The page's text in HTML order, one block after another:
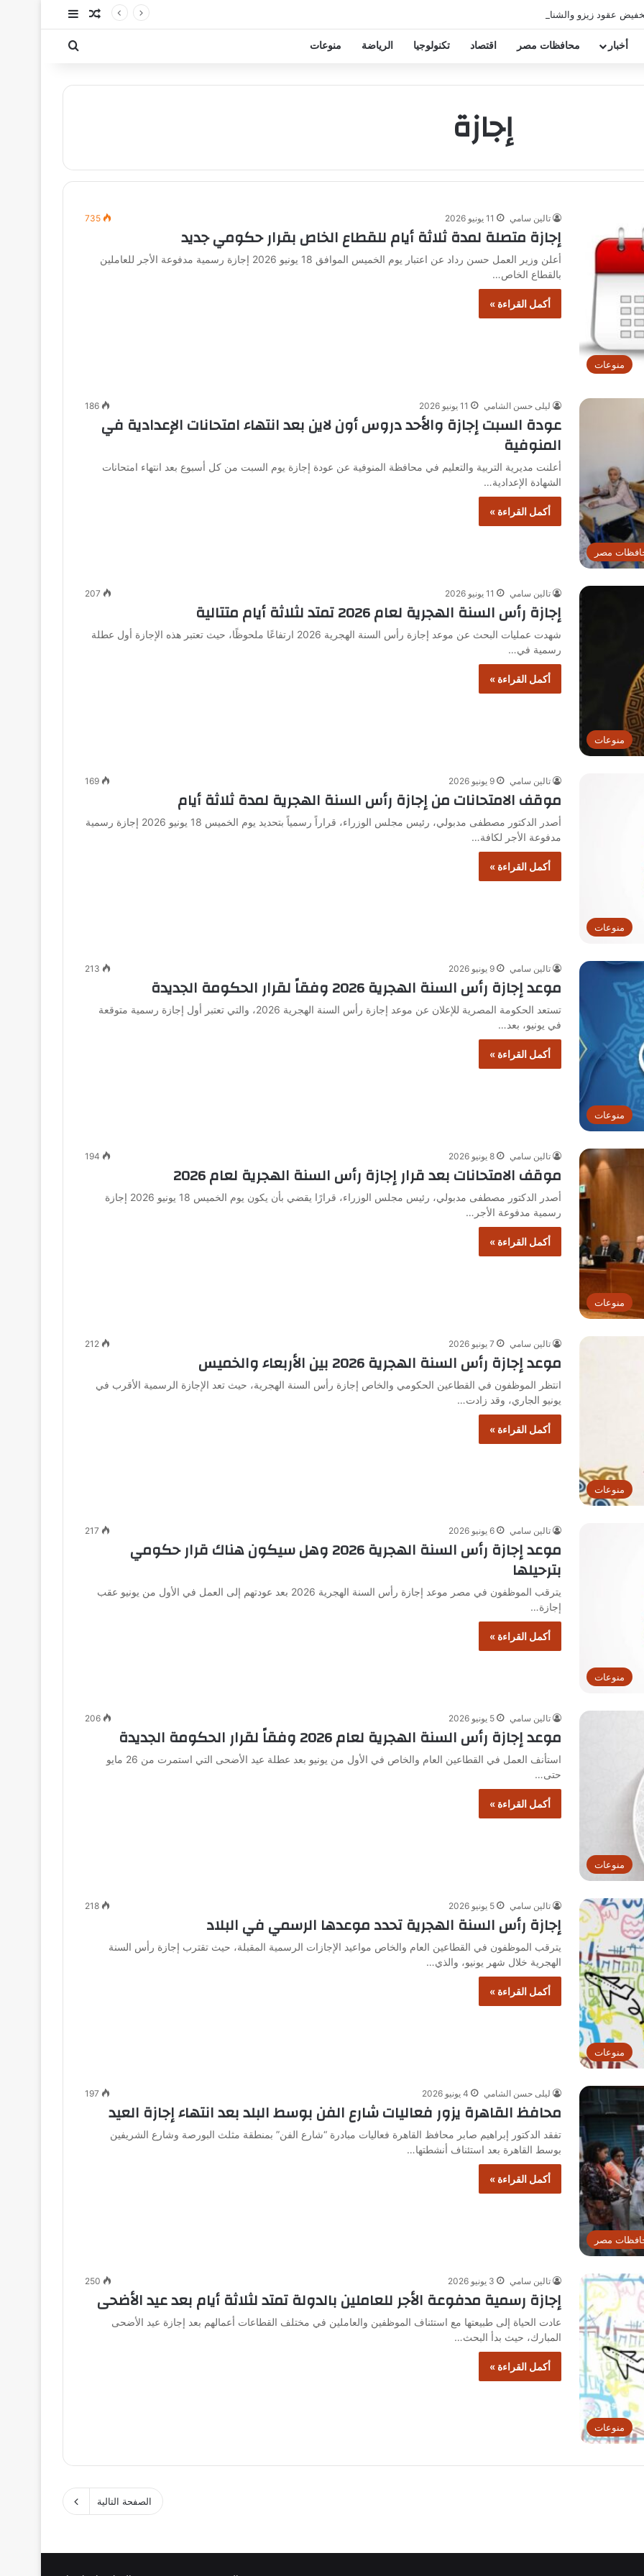
عقود زيزو والشناوي مقال عشوائي
إضافة عمود
أخبار محافظات مصر اقتصاد تكنولوجيا الرياضة منوعات بحث عن
إجازة
منوعات
تالين سامي 11 يونيو 2026 735
إجازة متصلة لمدة ثلاثة أيام للقطاع الخاص بقرار حكومي جديد
أعلن وزير العمل حسن رداد عن اعتبار يوم الخميس الموافق 18 يونيو 2026 إجازة رسمية مدفوعة الأجر للعاملين
بالقطاع الخاص…
أكمل القراءة »
مصر
ليلى حسن الشامي 11 يونيو 2026 186
عودة السبت إجازة والأحد دروس أون لاين بعد انتهاء امتحانات الإعدادية في
المنوفية
أعلنت مديرية التربية والتعليم في محافظة المنوفية عن عودة إجازة يوم السبت من كل أسبوع بعد انتهاء امتحانات
الشهادة الإعدادية…
أكمل القراءة »
منوعات
تالين سامي 11 يونيو 2026 207
إجازة رأس السنة الهجرية لعام 2026 تمتد لثلاثة أيام متتالية
شهدت عمليات البحث عن موعد إجازة رأس السنة الهجرية 2026 ارتفاعًا ملحوظًا، حيث تعتبر هذه الإجازة أول عطلة
رسمية في…
أكمل القراءة »
منوعات
تالين سامي 9 يونيو 2026 169
موقف الامتحانات من إجازة رأس السنة الهجرية لمدة ثلاثة أيام
أصدر الدكتور مصطفى مدبولي، رئيس مجلس الوزراء، قراراً رسمياً بتحديد يوم الخميس 18 يونيو 2026 إجازة رسمية
مدفوعة الأجر لكافة…
أكمل القراءة »
منوعات
تالين سامي 9 يونيو 2026 213
موعد إجازة رأس السنة الهجرية 2026 وفقاً لقرار الحكومة الجديدة
تستعد الحكومة المصرية للإعلان عن موعد إجازة رأس السنة الهجرية 2026، والتي تعتبر أول إجازة رسمية متوقعة
في يونيو، بعد…
أكمل القراءة »
منوعات
تالين سامي 8 يونيو 2026 194
موقف الامتحانات بعد قرار إجازة رأس السنة الهجرية لعام 2026
أصدر الدكتور مصطفى مدبولي، رئيس مجلس الوزراء، قرارًا يقضي بأن يكون يوم الخميس 18 يونيو 2026 إجازة
رسمية مدفوعة الأجر…
أكمل القراءة »
منوعات
تالين سامي 7 يونيو 2026 212
موعد إجازة رأس السنة الهجرية 2026 بين الأربعاء والخميس
انتظر الموظفون في القطاعين الحكومي والخاص إجازة رأس السنة الهجرية، حيث تعد الإجازة الرسمية الأقرب في
يونيو الجاري، وقد زادت…
أكمل القراءة »
منوعات
تالين سامي 6 يونيو 2026 217
موعد إجازة رأس السنة الهجرية 2026 وهل سيكون هناك قرار حكومي
بترحيلها
يترقب الموظفون في مصر موعد إجازة رأس السنة الهجرية 2026 بعد عودتهم إلى العمل في الأول من يونيو عقب
إجازة…
أكمل القراءة »
منوعات
تالين سامي 5 يونيو 2026 206
موعد إجازة رأس السنة الهجرية لعام 2026 وفقاً لقرار الحكومة الجديدة
استأنف العمل في القطاعين العام والخاص في الأول من يونيو بعد عطلة عيد الأضحى التي استمرت من 26 مايو
حتى…
أكمل القراءة »
منوعات
تالين سامي 5 يونيو 2026 218
إجازة رأس السنة الهجرية تحدد موعدها الرسمي في البلاد
يترقب الموظفون في القطاعين العام والخاص مواعيد الإجازات الرسمية المقبلة، حيث تقترب إجازة رأس السنة
الهجرية خلال شهر يونيو، والذي…
أكمل القراءة »
مصر
ليلى حسن الشامي 4 يونيو 2026 197
محافظ القاهرة يزور فعاليات شارع الفن بوسط البلد بعد انتهاء إجازة العيد
تفقد الدكتور إبراهيم صابر محافظ القاهرة فعاليات مبادرة “شارع الفن” بمنطقة مثلث البورصة وشارع الشريفين
بوسط القاهرة بعد استئناف أنشطتها…
أكمل القراءة »
منوعات
تالين سامي 3 يونيو 2026 250
إجازة رسمية مدفوعة الأجر للعاملين بالدولة تمتد لثلاثة أيام بعد عيد الأضحى
عادت الحياة إلى طبيعتها مع استئناف الموظفين والعاملين في مختلف القطاعات أعمالهم بعد إجازة عيد الأضحى
المبارك، حيث بدأ البحث…
أكمل القراءة »
الصفحة التالية